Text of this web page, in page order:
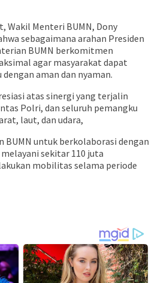
Wakil Menteri BUMN, Dony
sebagaimana arahan Presiden
BUMN berkomitmen
agar masyarakat dapat
aman dan nyaman.
atas sinergi yang terjalin
Polri, dan seluruh pemangku
laut, dan udara,
BUMN untuk berkolaborasi dengan
sekitar 110 juta
mobilitas selama periode